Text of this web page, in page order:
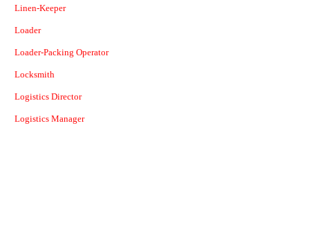
Linen-Keeper
Loader
Loader-Packing Operator
Locksmith
Logistics Director
Logistics Manager